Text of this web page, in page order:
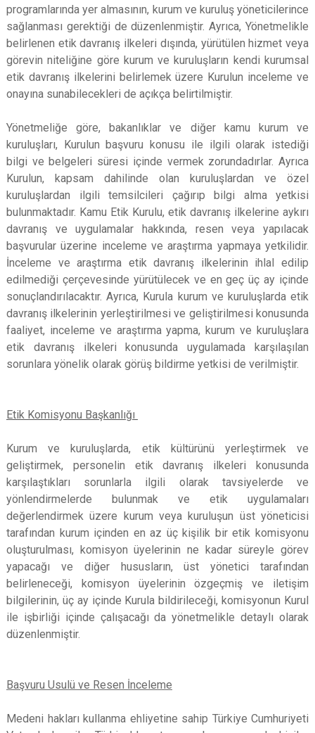
programlarında yer almasının, kurum ve kuruluş yöneticilerince
sağlanması gerektiği de düzenlenmiştir. Ayrıca, Yönetmelikle
belirlenen etik davranış ilkeleri dışında, yürütülen hizmet veya
görevin niteliğine göre kurum ve kuruluşların kendi kurumsal
etik davranış ilkelerini belirlemek üzere Kurulun inceleme ve
onayına sunabilecekleri de açıkça belirtilmiştir.
Yönetmeliğe göre, bakanlıklar ve diğer kamu kurum ve
kuruluşları, Kurulun başvuru konusu ile ilgili olarak istediği
bilgi ve belgeleri süresi içinde vermek zorundadırlar. Ayrıca
Kurulun, kapsam dahilinde olan kuruluşlardan ve özel
kuruluşlardan ilgili temsilcileri çağırıp bilgi alma yetkisi
bulunmaktadır. Kamu Etik Kurulu, etik davranış ilkelerine aykırı
davranış ve uygulamalar hakkında, resen veya yapılacak
başvurular üzerine inceleme ve araştırma yapmaya yetkilidir.
İnceleme ve araştırma etik davranış ilkelerinin ihlal edilip
edilmediği çerçevesinde yürütülecek ve en geç üç ay içinde
sonuçlandırılacaktır. Ayrıca, Kurula kurum ve kuruluşlarda etik
davranış ilkelerinin yerleştirilmesi ve geliştirilmesi konusunda
faaliyet, inceleme ve araştırma yapma, kurum ve kuruluşlara
etik davranış ilkeleri konusunda uygulamada karşılaşılan
sorunlara yönelik olarak görüş bildirme yetkisi de verilmiştir.
Etik Komisyonu Başkanlığı
Kurum ve kuruluşlarda, etik kültürünü yerleştirmek ve
geliştirmek, personelin etik davranış ilkeleri konusunda
karşılaştıkları sorunlarla ilgili olarak tavsiyelerde ve
yönlendirmelerde bulunmak ve etik uygulamaları
değerlendirmek üzere kurum veya kuruluşun üst yöneticisi
tarafından kurum içinden en az üç kişilik bir etik komisyonu
oluşturulması, komisyon üyelerinin ne kadar süreyle görev
yapacağı ve diğer hususların, üst yönetici tarafından
belirleneceği, komisyon üyelerinin özgeçmiş ve iletişim
bilgilerinin, üç ay içinde Kurula bildirileceği, komisyonun Kurul
ile işbirliği içinde çalışacağı da yönetmelikle detaylı olarak
düzenlenmiştir.
Başvuru Usulü ve Resen İnceleme
Medeni hakları kullanma ehliyetine sahip Türkiye Cumhuriyeti